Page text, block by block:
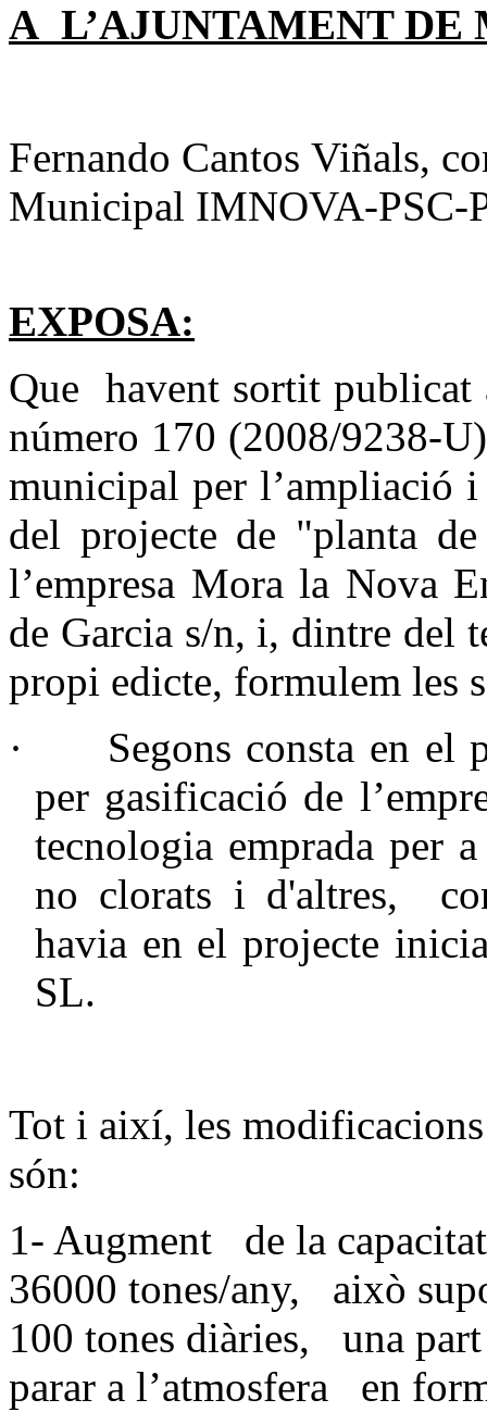
A L’AJUNTAMENT DE
Fernando Cantos Viñals,
Municipal IMNOVA-PSC-
EXPOSA:
Que havent sortit
número 170 (2008/9238-
municipal per l’ampliació
del projecte de "planta
l’empresa Mora la Nova
de Garcia s/n, i, dintre del
propi edicte, formulem
·
Segons consta en el
per gasificació de
tecnologia emprada per
no clorats i d'altres,
havia en el projecte
SL.
Tot i així, les
són:
1- Augment de la
36000 tones/any, això
100 tones diàries, una
parar a l’atmosfera en